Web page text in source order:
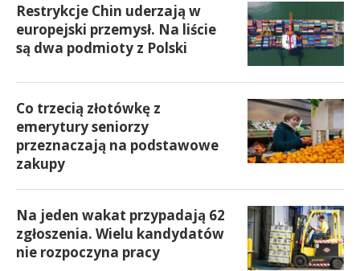
Restrykcje Chin uderzają w
europejski przemysł. Na liście
są dwa podmioty z Polski
Co trzecią złotówkę z
emerytury seniorzy
przeznaczają na podstawowe
zakupy
Na jeden wakat przypadają 62
zgłoszenia. Wielu kandydatów
nie rozpoczyna pracy